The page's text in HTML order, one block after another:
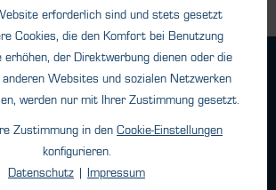
erforderlich sind und stets gesetzt
Cookies, die den Komfort bei Benutzung
der Direktwerbung dienen oder die
Websites und sozialen Netzwerken
werden nur mit Ihrer Zustimmung gesetzt.
Zustimmung in den Cookie-Einstellungen
konfigurieren.
Datenschutz
Impressum